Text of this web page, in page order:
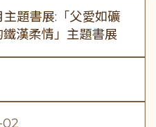
主題書展:「父愛如礦
漢柔情」主題書展